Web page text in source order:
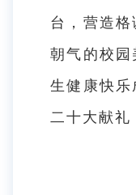
台，营造
朝气的校园
生健康快乐
二十大献礼